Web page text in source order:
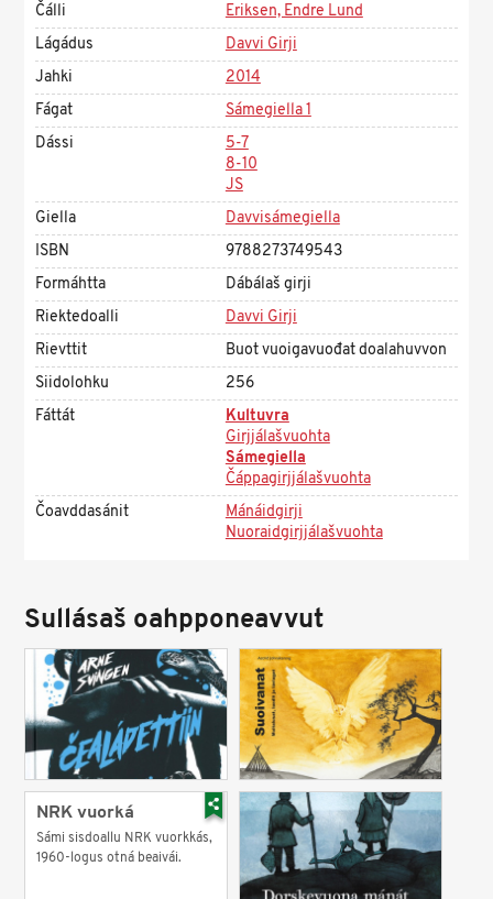
Čálli
Eriksen, Endre Lund
Lágádus
Davvi Girji
Jahki
2014
Fágat
Sámegiella 1
Dássi
5-7
8-10
JS
Giella
Davvisámegiella
ISBN
9788273749543
Formáhtta
Dábálaš girji
Riektedoalli
Davvi Girji
Rievttit
Buot vuoigavuođat doalahuvvon
Siidolohku
256
Fáttát
Kultuvra
Girjjálašvuohta
Sámegiella
Čáppagirjjálašvuohta
Čoavddasánit
Mánáidgirji
Nuoraidgirjjálašvuohta
Sullásaš oahpponeavvut
NRK vuorká
Sámi sisdoallu NRK vuorkkás,
1960-logus otná beaivái.